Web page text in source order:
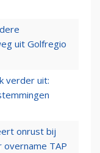
uit Golfregio
verder uit:
onrust bij
TAP